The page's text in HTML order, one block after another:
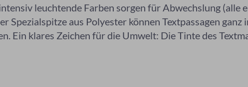
leuchtende Farben sorgen für Abwechslung (alle
Spezialspitze aus Polyester können Textpassagen
Ein klares Zeichen für die Umwelt: Die Tinte des